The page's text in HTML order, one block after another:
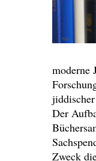
moderne
Der
Zweck